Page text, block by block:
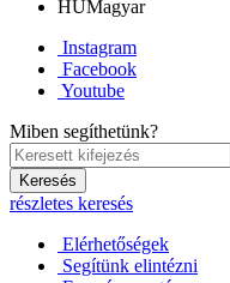
HUMagyar
Instagram
Facebook
Youtube
Miben segíthetünk?
Keresés
részletes keresés
Elérhetőségek
Segítünk elintézni